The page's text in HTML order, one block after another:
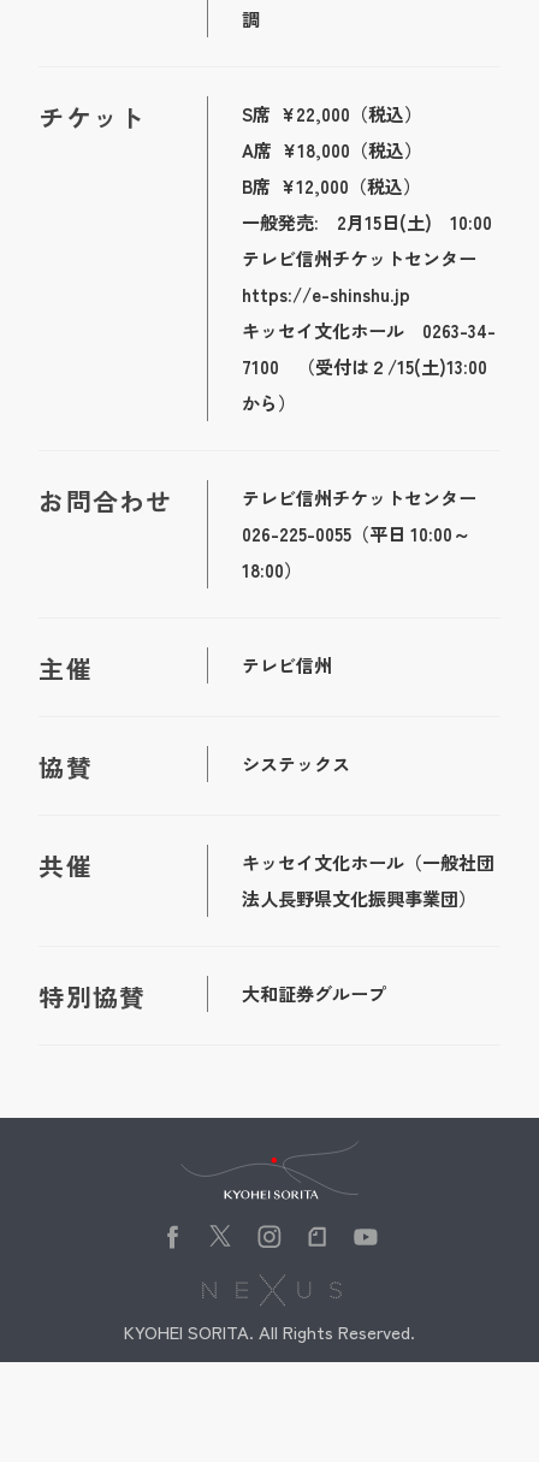
調
チケット
S席 ¥22,000（税込）
A席 ¥18,000（税込）
B席 ¥12,000（税込）
一般発売: 2月15日(土) 10:00
テレビ信州チケットセンター
https://e-shinshu.jp
キッセイ文化ホール 0263-34-
7100 （受付は２/15(土)13:00
から）
お問合わせ
テレビ信州チケットセンター
026-225-0055（平日 10:00～
18:00）
主催 テレビ信州
協賛 システックス
共催
キッセイ文化ホール（一般社団
法人長野県文化振興事業団）
特別協賛 大和証券グループ
KYOHEI SORITA. All Rights Reserved.